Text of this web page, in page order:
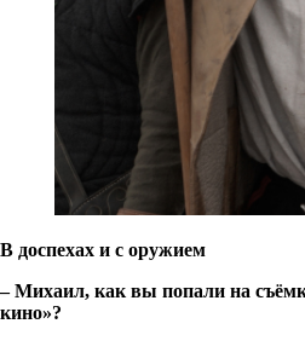
В доспехах и с оружием
– Михаил, как вы попали на
кино»?